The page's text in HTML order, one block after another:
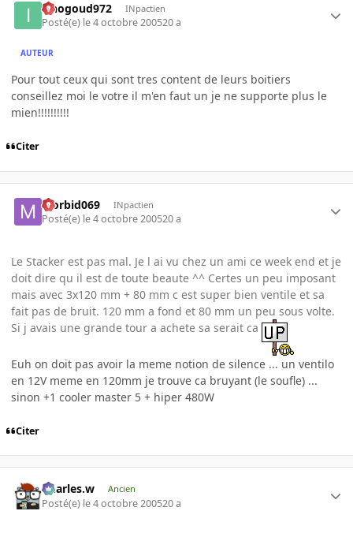
iznogoud972 INpactien
Posté(e) le 4 octobre 200520 a
AUTEUR
Pour tout ceux qui sont tres content de leurs boitiers
conseillez moi le votre il m'en faut un je ne supporte plus le
mien!!!!!!!!!!
Citer
Morbid069 INpactien
Posté(e) le 4 octobre 200520 a
Le Stacker est pas mal. Je l ai vu chez un ami ce week end et je
doit dire qu il est de toute beaute ^^ Certes un peu imposant
mais avec 3x120 mm + 80 mm c est super bien ventile et sa
fait pas de bruit. 120 mm a fond et 80 mm un peu sous volte.
Si j avais une grande tour a achete sa serait ca
Euh on doit pas avoir la meme notion de silence ... un ventilo
en 12V meme en 120mm je trouve ca bruyant (le soufle) ...
sinon +1 cooler master 5 + hiper 480W
Citer
Charles.w Ancien
Posté(e) le 4 octobre 200520 a